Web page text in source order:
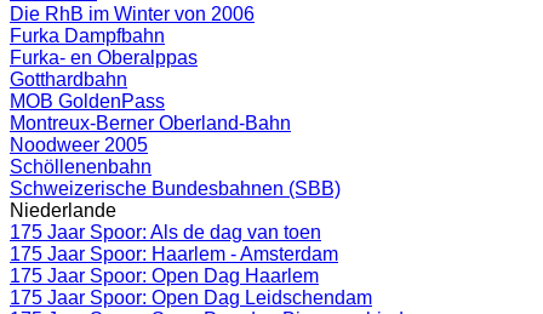
Die RhB im Winter von 2006
Furka Dampfbahn
Furka- en Oberalppas
Gotthardbahn
MOB GoldenPass
Montreux-Berner Oberland-Bahn
Noodweer 2005
Schöllenenbahn
Schweizerische Bundesbahnen (SBB)
Niederlande
175 Jaar Spoor: Als de dag van toen
175 Jaar Spoor: Haarlem - Amsterdam
175 Jaar Spoor: Open Dag Haarlem
175 Jaar Spoor: Open Dag Leidschendam